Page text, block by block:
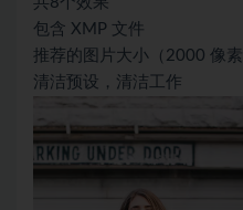
包含 XMP 文件
推荐的图片大小（2000 像
清洁预设，清洁工作